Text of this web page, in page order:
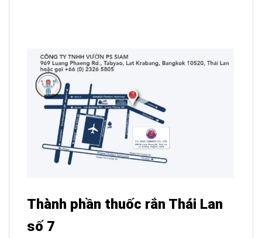
Thành phần thuốc rắn Thái Lan
số 7